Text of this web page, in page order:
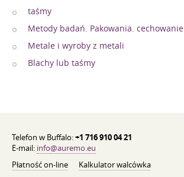
taśmy
Metody badań. Pakowania. cechowanie
Metale i wyroby z metali
Blachy lub taśmy
Telefon w Buffalo:+1 716 910 04 21
E-mail: info@auremo.eu
Płatność on-line
Kalkulator walcówka